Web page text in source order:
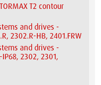
T2 contour
and drives -
2302.R-HB, 2401.FRW
and drives -
2302, 2301,